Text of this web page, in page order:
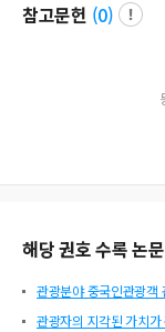
참고문헌 (0)
해당 권호 수록 논문
관광분야 중국인관광객
관광자의 지각된 가치